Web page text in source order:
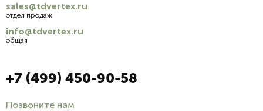
sales@tdvertex.ru
отдел продаж
info@tdvertex.ru
общая
+7 (499) 450-90-58
Позвоните нам